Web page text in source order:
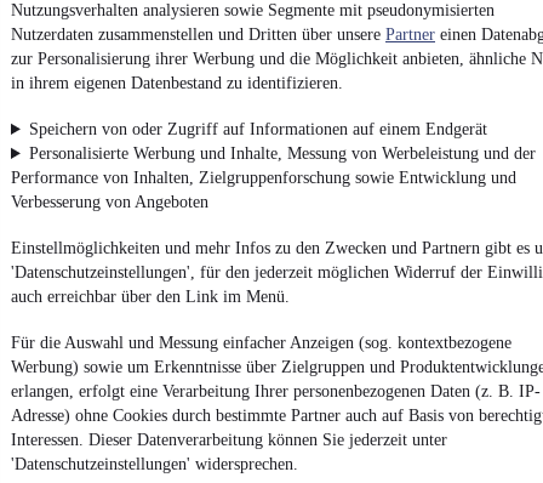
Nutzungsverhalten analysieren sowie Segmente mit pseudonymisierten
Nutzerdaten zusammenstellen und Dritten über unsere Partner einen
zur Personalisierung ihrer Werbung und die Möglichkeit anbieten, ähnliche
in ihrem eigenen Datenbestand zu identifizieren.
Speichern von oder Zugriff auf Informationen auf einem Endgerät
Personalisierte Werbung und Inhalte, Messung von Werbeleistung und der
Performance von Inhalten, Zielgruppenforschung sowie Entwicklung und
Verbesserung von Angeboten
Einstellmöglichkeiten und mehr Infos zu den Zwecken und Partnern gibt es
'Datenschutzeinstellungen', für den jederzeit möglichen Widerruf der
auch erreichbar über den Link im Menü.
Für die Auswahl und Messung einfacher Anzeigen (sog. kontextbezogene
Werbung) sowie um Erkenntnisse über Zielgruppen und
erlangen, erfolgt eine Verarbeitung Ihrer personenbezogenen Daten (z. B. IP-
Adresse) ohne Cookies durch bestimmte Partner auch auf Basis von
Interessen. Dieser Datenverarbeitung können Sie jederzeit unter
'Datenschutzeinstellungen' widersprechen.
Weitere Fahrzeuge gibt es auf mobile.de, dem Marktplatz für
AutosundMotorräder